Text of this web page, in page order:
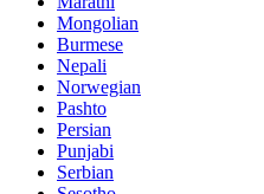
Mongolian
Burmese
Nepali
Norwegian
Pashto
Persian
Punjabi
Serbian